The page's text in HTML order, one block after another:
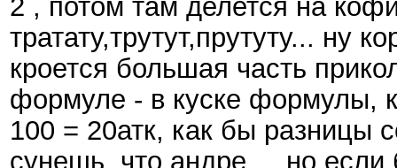
2 , потом там делется на
тратату,трутут,прутуту... ну
кроется большая часть
формуле - в куске формулы,
100 = 20атк, как бы разницы
сунешь, что андре.... но если